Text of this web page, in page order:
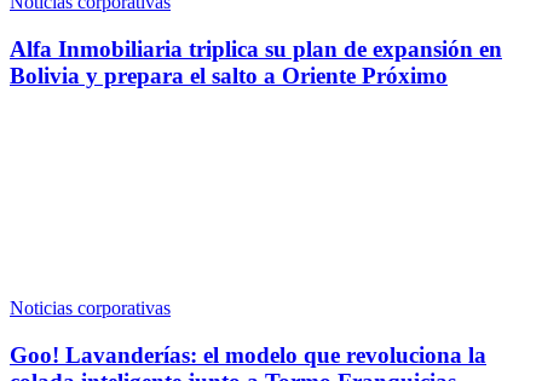
Alfa Inmobiliaria triplica su plan de expansión en
Bolivia y prepara el salto a Oriente Próximo
Noticias corporativas
Goo! Lavanderías: el modelo que revoluciona la